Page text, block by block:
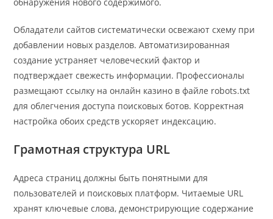
обнаружения нового содержимого.
Обладатели сайтов систематически освежают схему при
добавлении новых разделов. Автоматизированная
создание устраняет человеческий фактор и
подтверждает свежесть информации. Профессионалы
размещают ссылку на онлайн казино в файле robots.txt
для облегчения доступа поисковых ботов. Корректная
настройка обоих средств ускоряет индексацию.
Грамотная структура URL
Адреса страниц должны быть понятными для
пользователей и поисковых платформ. Читаемые URL
хранят ключевые слова, демонстрирующие содержание